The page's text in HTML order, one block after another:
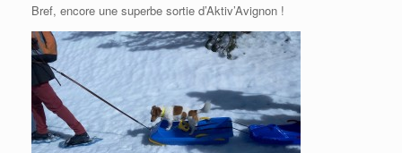
Bref, encore une superbe sortie d’Aktiv’Avignon !